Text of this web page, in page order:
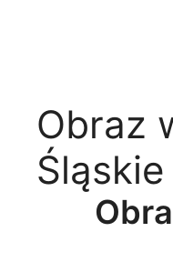
Obraz
Śląskie